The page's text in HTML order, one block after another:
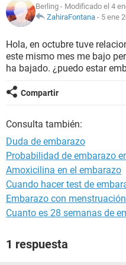
NUTRICIÓN
BIENESTAR
Berling - Modificado el 4
ZahiraFontana - 5 ene
Hola, en octubre tuve
este mismo mes me bajo
ha bajado. ¿puedo estar
Compartir
Consulta también:
Duda de embarazo
Probabilidad de embarazo
Amoxicilina en el embarazo
Cuando hacer test de
Embarazo con menstruación
Cuanto es 28 semanas de
1 respuesta